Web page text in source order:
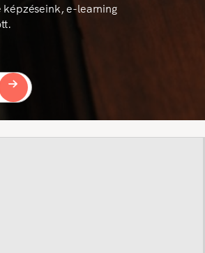
képzéseink, e-learning